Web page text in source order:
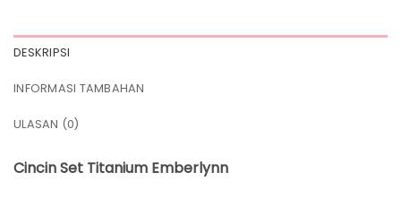
DESKRIPSI
INFORMASI TAMBAHAN
ULASAN (0)
Cincin Set Titanium Emberlynn